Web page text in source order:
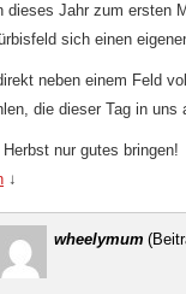
dieses Jahr zum ersten
sich einen
neben einem Feld
die dieser Tag in uns
Herbst nur gutes bringen!
↓
wheelymum